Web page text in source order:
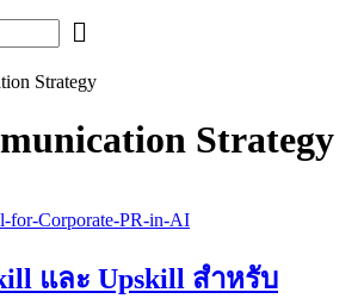
Strategy
Strategy
และ Upskill สำหรับ